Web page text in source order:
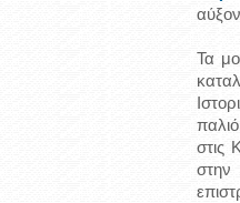
Τα
στις
στην